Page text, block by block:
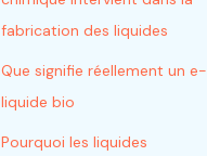
fabrication des liquides
Que signifie réellement un e-
liquide bio
Pourquoi les liquides